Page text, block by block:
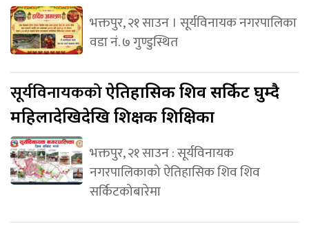
भक्तपुर, २१ साउन । सूर्यविनायक नगरपालिका
वडा नं. ७ गुण्डुस्थित
सूर्यविनायककोऐतिहासिक शिव सर्किट घुम्दै
महिलादेखिदेखि शिक्षक शिक्षिका
भक्तपुर, २१ साउन : सूर्यविनायक
नगरपालिकाको ऐतिहासिक शिव शिव
सर्किटकोबारेमा